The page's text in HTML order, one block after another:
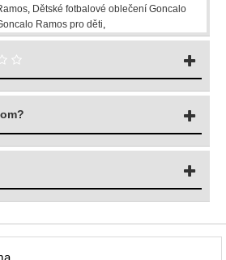
Dětské fotbalové oblečení Goncalo
Ramos pro děti